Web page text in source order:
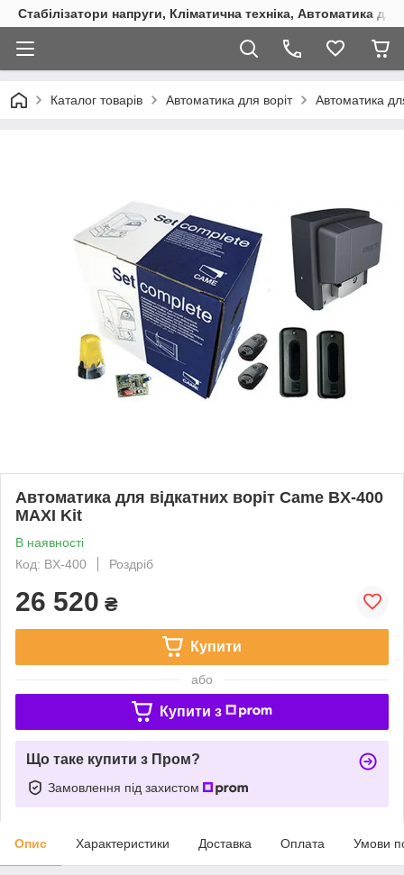
Стабілізатори напруги, Кліматична техніка, Автоматика
Каталог товарів Автоматика для воріт Автоматика
Автоматика для відкатних воріт Came BX-400
MAXI Kit
В наявності
Код: BX-400
Роздріб
26 520 ₴
Купити
або
Купити з
Що таке купити з Пром?
Замовлення під захистом
Опис Характеристики Доставка Оплата Умови